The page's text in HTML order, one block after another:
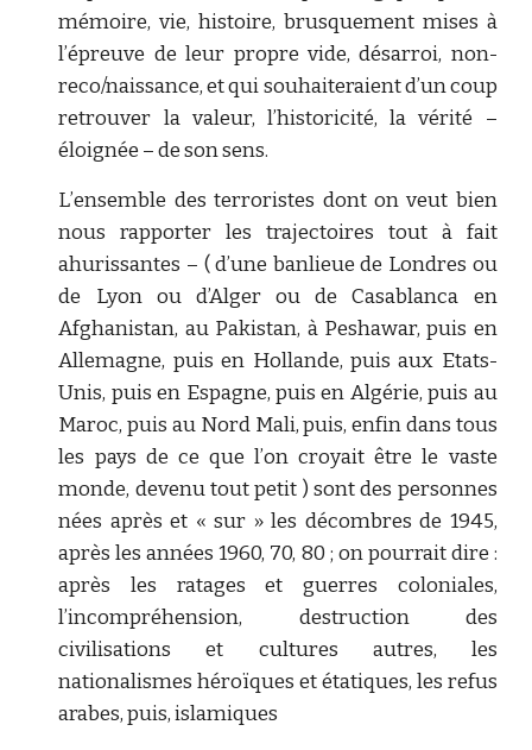
mémoire, vie, histoire, brusquement mises à
l’épreuve de leur propre vide, désarroi, non-
reco/naissance, et qui souhaiteraient d’un coup
retrouver la valeur, l’historicité, la vérité –
éloignée – de son sens.
L’ensemble des terroristes dont on veut bien
nous rapporter les trajectoires tout à fait
ahurissantes – ( d’une banlieue de Londres ou
de Lyon ou d’Alger ou de Casablanca en
Afghanistan, au Pakistan, à Peshawar, puis en
Allemagne, puis en Hollande, puis aux Etats-
Unis, puis en Espagne, puis en Algérie, puis au
Maroc, puis au Nord Mali, puis, enfin dans tous
les pays de ce que l’on croyait être le vaste
monde, devenu tout petit ) sont des personnes
nées après et « sur » les décombres de 1945,
après les années 1960, 70, 80 ; on pourrait dire :
après les ratages et guerres coloniales,
l’incompréhension, destruction des
civilisations et cultures autres, les
nationalismes héroïques et étatiques, les refus
arabes, puis, islamiques